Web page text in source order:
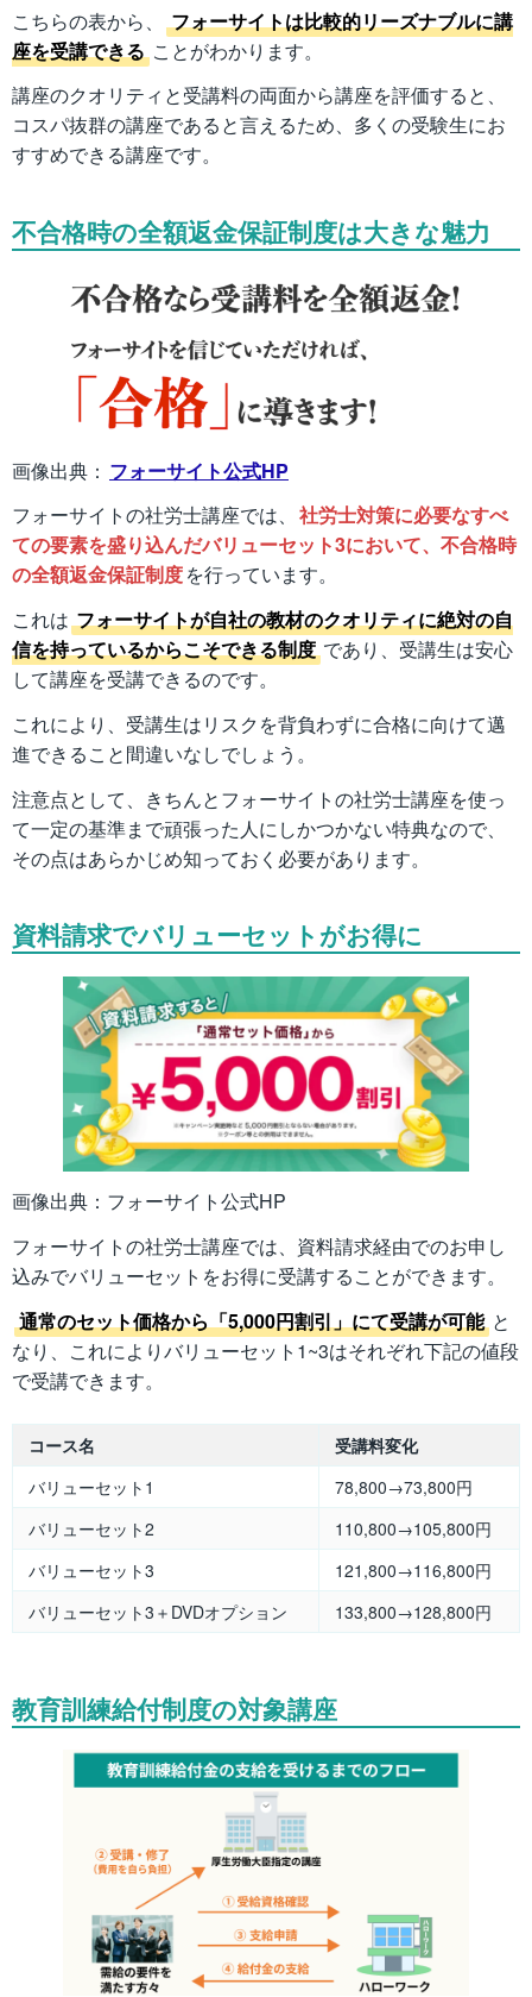
こちらの表から、
フォーサイトは比較的リーズナブルに講
座を受講できる ことがわかります。
講座のクオリティと受講料の両面から講座を評価すると、
コスパ抜群の講座であると言えるため、多くの受験生にお
すすめできる講座です。
不合格時の全額返金保証制度は大きな魅力
画像出典： フォーサイト公式HP
フォーサイトの社労士講座では、 社労士対策に必要なすべ
ての要素を盛り込んだバリューセット3において、不合格時
の全額返金保証制度を行っています。
これは フォーサイトが自社の教材のクオリティに絶対の自
信を持っているからこそできる制度 であり、受講生は安心
して講座を受講できるのです。
これにより、受講生はリスクを背負わずに合格に向けて邁
進できること間違いなしでしょう。
注意点として、きちんとフォーサイトの社労士講座を使っ
て一定の基準まで頑張った人にしかつかない特典なので、
その点はあらかじめ知っておく必要があります。
資料請求でバリューセットがお得に
画像出典：フォーサイト公式HP
フォーサイトの社労士講座では、資料請求経由でのお申し
込みでバリューセットをお得に受講することができます。
通常のセット価格から「5,000円割引」にて受講が可能 と
なり、これによりバリューセット1~3はそれぞれ下記の値段
で受講できます。
コース名
受講料変化
バリューセット1
78,800→73,800円
バリューセット2
110,800→105,800円
バリューセット3
121,800→116,800円
バリューセット3＋DVDオプション
133,800→128,800円
教育訓練給付制度の対象講座